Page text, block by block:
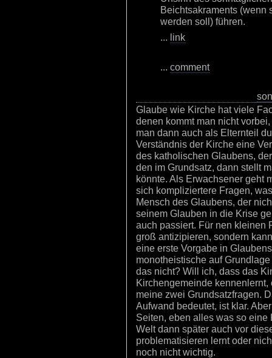
Beichtsakraments (wenn
werden soll) führen.
... link
... comment
Glaube wie Kirche hat viele
denen kommt man nicht
man dann auch als Elternteil
Verständnis der Kirche eine
des katholischen Glaubens,
den im Grundsatz, dann stellt
könnte. Als Erwachsener geht
sich kompliziertere Fragen,
Mensch des Glaubens, der
seinem Glauben in die Krise
auch passiert. Für nen kleinen
groß antizipieren, sondern
eine erste Vorgabe in
monotheistische auf
das nicht? Will ich, dass das
Kirchengemeinde
meine zwei Grundsatzfragen.
Aufwand bedeutet, ist klar.
Seiten, eben alles was so eine
Welt dann später auch vor
problematisieren lernt oder
noch nicht wichtig.